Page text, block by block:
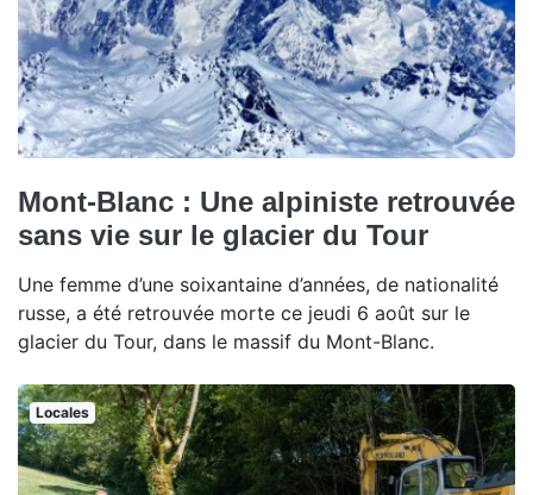
Mont-Blanc : Une alpiniste retrouvée
sans vie sur le glacier du Tour
Une femme d’une soixantaine d’années, de nationalité
russe, a été retrouvée morte ce jeudi 6 août sur le
glacier du Tour, dans le massif du Mont-Blanc.
Locales